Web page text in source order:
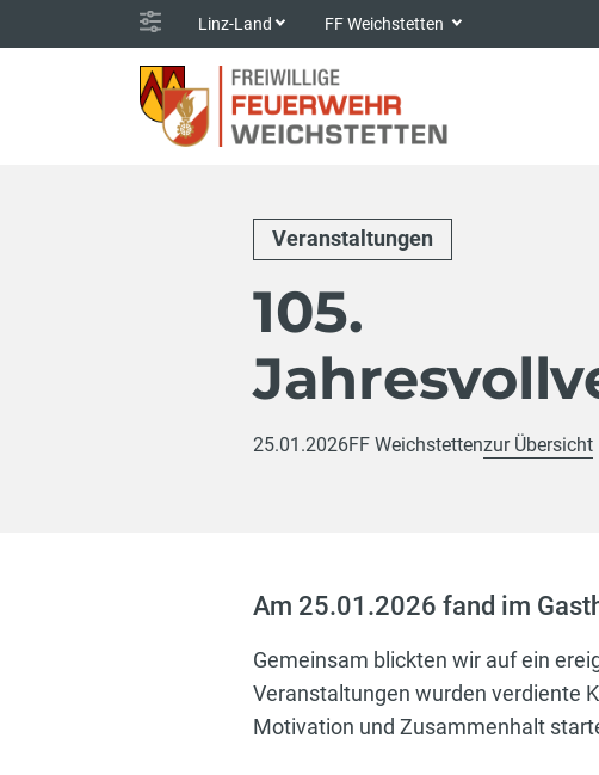
Linz-Land FF Weichstetten
Veranstaltungen
105.
25.01.2026FF Weichstettenzur Übersicht
Am 25.01.2026 fand im
Gemeinsam blickten wir auf ein
Veranstaltungen wurden verdiente
Motivation und Zusammenhalt